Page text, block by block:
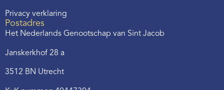
Privacy verklaring
Postadres
Het Nederlands Genootschap van Sint Jacob
Janskerkhof 28 a
3512 BN Utrecht